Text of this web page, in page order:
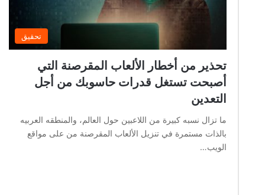
تحقيق
تحذير من أخطار الألعاب المقرصنة التي
أصبحت تستغل قدرات حاسوبك من أجل
التعدين
ما تزال نسبه كبيرة من اللاعبين حول العالم، والمنطقه العربيه
بالذات مستمرة في تنزيل الألعاب المقرصنة من على مواقع
الويب…